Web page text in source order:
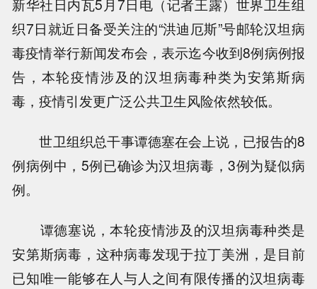
新华社日内瓦5月7日电（记者王露）世界卫生组
织7日就近日备受关注的“洪迪厄斯”号邮轮汉坦病
毒疫情举行新闻发布会，表示迄今收到8例病例报
告，本轮疫情涉及的汉坦病毒种类为安第斯病
毒，疫情引发更广泛公共卫生风险依然较低。
世卫组织总干事谭德塞在会上说，已报告的8
例病例中，5例已确诊为汉坦病毒，3例为疑似病
例。
谭德塞说，本轮疫情涉及的汉坦病毒种类是
安第斯病毒，这种病毒发现于拉丁美洲，是目前
已知唯一能够在人与人之间有限传播的汉坦病毒